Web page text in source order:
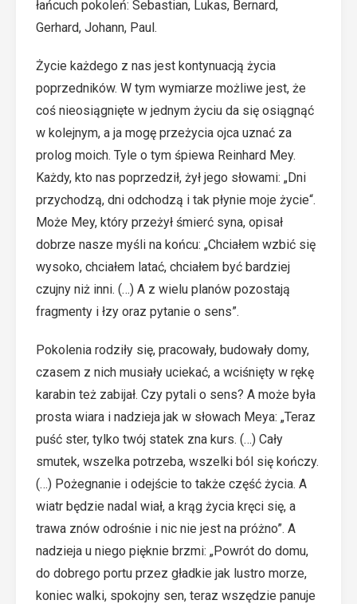
łańcuch pokoleń: Sebastian, Lukas, Bernard,
Gerhard, Johann, Paul.
Życie każdego z nas jest kontynuacją życia
poprzedników. W tym wymiarze możliwe jest, że
coś nieosiągnięte w jednym życiu da się osiągnąć
w kolejnym, a ja mogę przeżycia ojca uznać za
prolog moich. Tyle o tym śpiewa Reinhard Mey.
Każdy, kto nas poprzedził, żył jego słowami: „Dni
przychodzą, dni odchodzą i tak płynie moje życie“.
Może Mey, który przeżył śmierć syna, opisał
dobrze nasze myśli na końcu: „Chciałem wzbić się
wysoko, chciałem latać, chciałem być bardziej
czujny niż inni. (…) A z wielu planów pozostają
fragmenty i łzy oraz pytanie o sens”.
Pokolenia rodziły się, pracowały, budowały domy,
czasem z nich musiały uciekać, a wciśnięty w rękę
karabin też zabijał. Czy pytali o sens? A może była
prosta wiara i nadzieja jak w słowach Meya: „Teraz
puść ster, tylko twój statek zna kurs. (…) Cały
smutek, wszelka potrzeba, wszelki ból się kończy.
(…) Pożegnanie i odejście to także część życia. A
wiatr będzie nadal wiał, a krąg życia kręci się, a
trawa znów odrośnie i nic nie jest na próżno”. A
nadzieja u niego pięknie brzmi: „Powrót do domu,
do dobrego portu przez gładkie jak lustro morze,
koniec walki, spokojny sen, teraz wszędzie panuje